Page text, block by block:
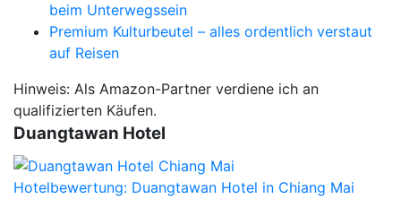
beim Unterwegssein
Premium Kulturbeutel – alles ordentlich verstaut
auf Reisen
Hinweis: Als Amazon-Partner verdiene ich an
qualifizierten Käufen.
Duangtawan Hotel
Hotelbewertung: Duangtawan Hotel in Chiang Mai